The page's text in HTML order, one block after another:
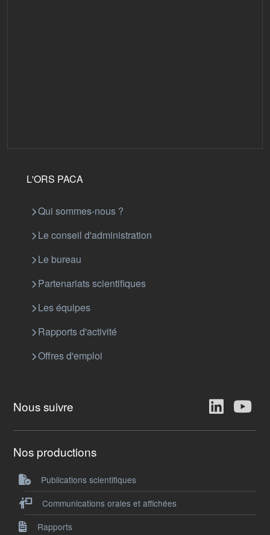
L'ORS PACA
Qui sommes-nous ?
Le conseil d'administration
Le bureau
Partenariats scientifiques
Les équipes
Rapports d'activité
Offres d'emploi
Nous suivre
Nos productions
Publications scientifiques
Communications orales et affichées
Rapports